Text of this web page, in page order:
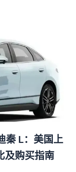
秦 L：美国上
及购买指南